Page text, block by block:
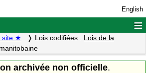
English
≡
site ★ Lois codifiées : Lois de la
archivée non officielle.